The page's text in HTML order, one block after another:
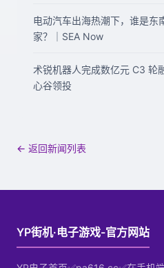
电动汽车出海热潮下，谁是东
家？｜SEA Now
术锐机器人完成数亿元 C3 轮
心谷领投
← 返回新闻列表
YP街机·电子游戏-官方网站